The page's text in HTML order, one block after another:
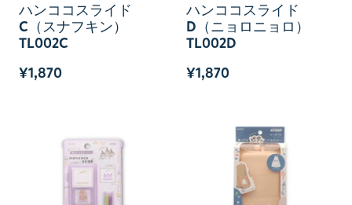
ハンココスライド
C（スナフキン）
TL002C
¥1,870
ハンココスライド
D（ニョロニョロ）
TL002D
¥1,870